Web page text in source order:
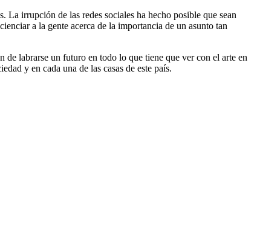
La irrupción de las redes sociales ha hecho posible que sean
a la gente acerca de la importancia de un asunto tan
de labrarse un futuro en todo lo que tiene que ver con el arte en
y en cada una de las casas de este país.